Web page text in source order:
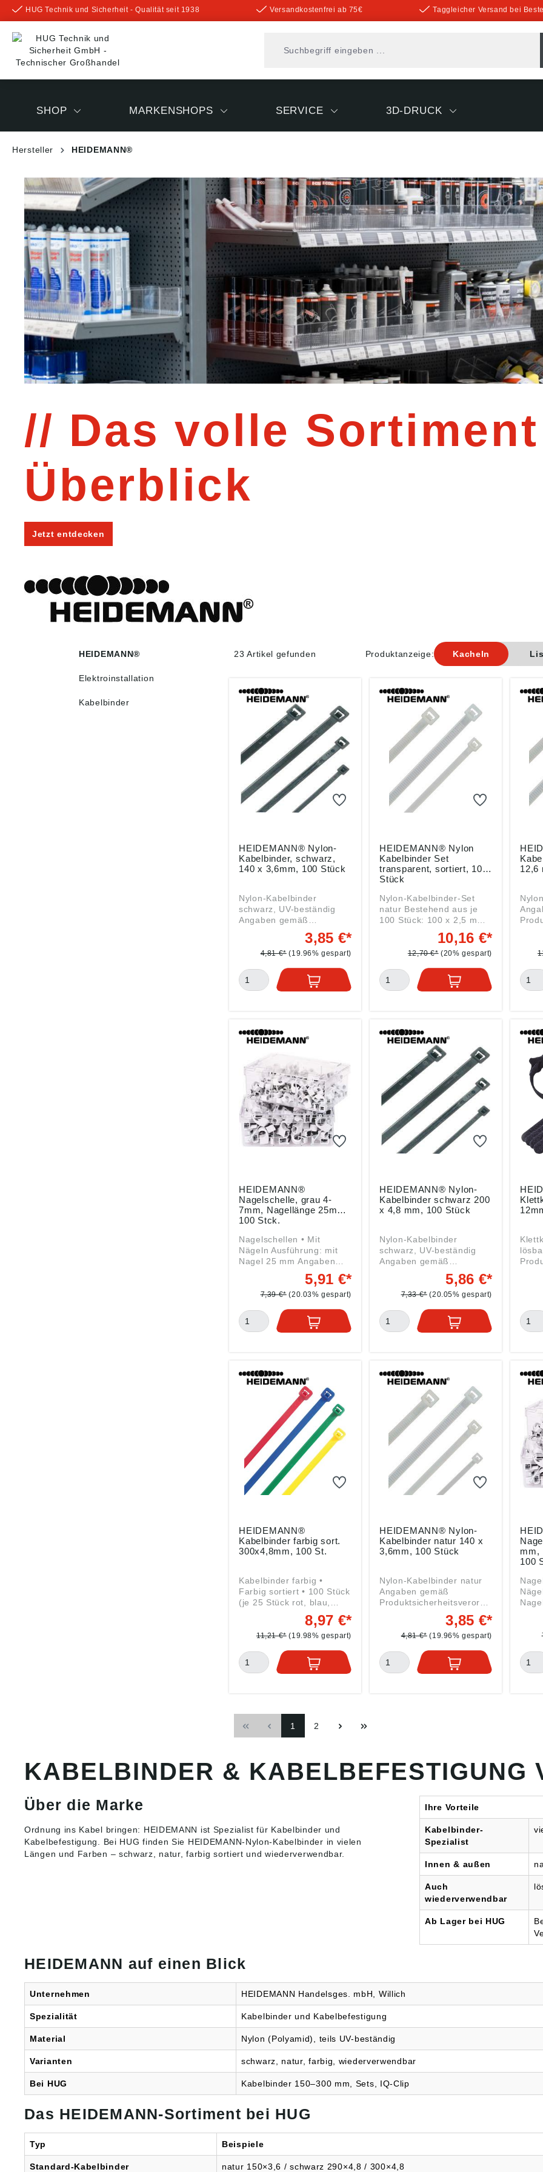
springen
HUG Technik und Sicherheit - Qualität seit 1938 Versandkostenfrei ab 75€ Taggleicher Versand bei
SHOP MARKENSHOPS SERVICE 3D-DRUCK
Hersteller HEIDEMANN®
Das volle
Überblick
Jetzt entdecken
HEIDEMANN®
Elektroinstallation
Kabelbinder
23 Artikel gefunden Produktanzeige: Kacheln
HEIDEMANN® Nylon-
Kabelbinder, schwarz,
140 x 3,6mm, 100 Stück
Nylon-Kabelbinder
schwarz, UV-beständig
Angaben gemäß
Produktsicherheitsverordn
ung ((EU) 2023/998):
HEIDEMANN Handelsges.
11, 47877 Willich, DE,
info@heidemann-
3,85 €*
4,81 €* (19.96% gespart)
HEIDEMANN® Nylon
Kabelbinder Set
transparent, sortiert, 100
Stück
Nylon-Kabelbinder-Set
natur Bestehend aus je
100 Stück: 100 x 2,5 mm
140 x 3,6 mm 290 x 4,8
mm Beutel ohne Reiter.
Ideal geeignet für
Zweitplatzierung am
Regal Angaben gemäß
GmbH, Drahtzieherweg
11, 47877 Willich, DE,
info@heidemann-
handel.de
10,16 €*
12,70 €* (20% gespart)
12,6
HEIDEMANN®
Nagelschelle, grau 4-
7mm, Nagellänge 25mm,
100 Stck.
Nagelschellen • Mit
Nägeln Ausführung: mit
Nagel 25 mm Angaben
Produktsicherheitsverordn
ung ((EU) 2023/998):
GmbH, Drahtzieherweg
11, 47877 Willich, DE,
5,91 €*
7,39 €* (20.03% gespart)
HEIDEMANN® Nylon-
Kabelbinder schwarz 200
x 4,8 mm, 100 Stück
Nylon-Kabelbinder
schwarz, UV-beständig
Angaben gemäß
Produktsicherheitsverordn
ung ((EU) 2023/998):
HEIDEMANN Handelsges.
11, 47877 Willich, DE,
info@heidemann-
5,86 €*
7,33 €* (20.05% gespart)
lösbar Angaben
HEIDEMANN®
Kabelbinder farbig sort.
300x4,8mm, 100 St.
Kabelbinder farbig •
Farbig sortiert • 100 Stück
(je 25 Stück rot, blau,
Produktsicherheitsverordn
HEIDEMANN Handelsges.
GmbH, Drahtzieherweg
8,97 €*
11,21 €* (19.98% gespart)
HEIDEMANN® Nylon-
Kabelbinder natur 140 x
3,6mm, 100 Stück
Nylon-Kabelbinder natur
Angaben gemäß
Produktsicherheitsverordn
ung ((EU) 2023/998):
HEIDEMANN Handelsges.
GmbH, Drahtzieherweg
info@heidemann-
handel.de
3,85 €*
4,81 €* (19.96% gespart)
mm,
100
Nagel
ung
11,
1 2
KABELBINDER & KABELBEFESTIGUNG
Über die Marke
Ordnung ins Kabel bringen: HEIDEMANN ist Spezialist für Kabelbinder und
Kabelbefestigung. Bei HUG finden Sie HEIDEMANN-Nylon-Kabelbinder in vielen
Längen und Farben – schwarz, natur, farbig sortiert und wiederverwendbar.
Ihre Vorteile
Kabelbinder-
Spezialist
Innen & außen
Auch
wiederverwendbar
Ab Lager bei HUG
HEIDEMANN auf einen Blick
Unternehmen HEIDEMANN Handelsges. mbH, Willich
Spezialität Kabelbinder und Kabelbefestigung
Material Nylon (Polyamid), teils UV-beständig
Varianten schwarz, natur, farbig, wiederverwendbar
Bei HUG Kabelbinder 150–300 mm, Sets, IQ-Clip
Das HEIDEMANN-Sortiment bei HUG
Typ Beispiele
Standard-Kabelbinder natur 150×3,6 / schwarz 290×4,8 / 300×4,8